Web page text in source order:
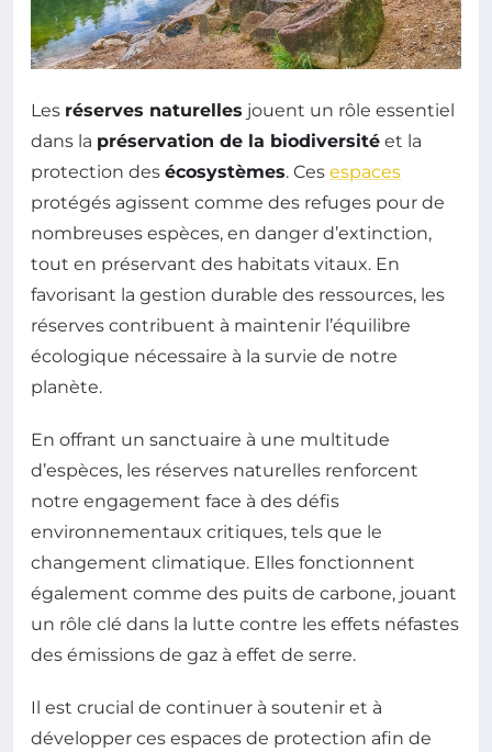
Les réserves naturelles jouent un rôle essentiel
dans la préservation de la biodiversité et la
protection des écosystèmes. Ces espaces
protégés agissent comme des refuges pour de
nombreuses espèces, en danger d’extinction,
tout en préservant des habitats vitaux. En
favorisant la gestion durable des ressources, les
réserves contribuent à maintenir l’équilibre
écologique nécessaire à la survie de notre
planète.
En offrant un sanctuaire à une multitude
d’espèces, les réserves naturelles renforcent
notre engagement face à des défis
environnementaux critiques, tels que le
changement climatique. Elles fonctionnent
également comme des puits de carbone, jouant
un rôle clé dans la lutte contre les effets néfastes
des émissions de gaz à effet de serre.
Il est crucial de continuer à soutenir et à
développer ces espaces de protection afin de